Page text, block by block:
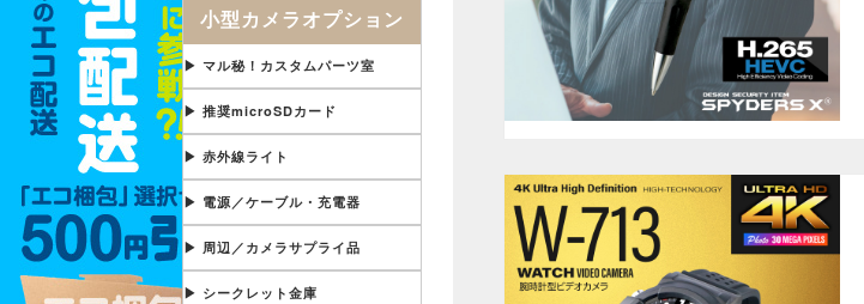
小型カメラオプション
▶ マル秘！カスタムパーツ室
▶ 推奨microSDカード
▶ 赤外線ライト
▶ 電源／ケーブル・充電器
▶ 周辺／カメラサプライ品
▶ シークレット金庫